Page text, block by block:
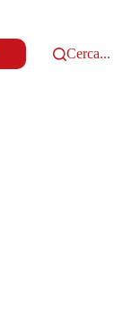
Cerca...